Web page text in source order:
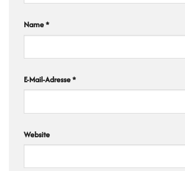
Name*
E-Mail-Adresse*
Website